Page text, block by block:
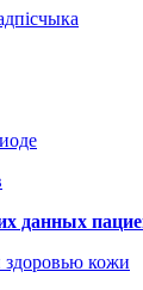
данных
здоровью кожи